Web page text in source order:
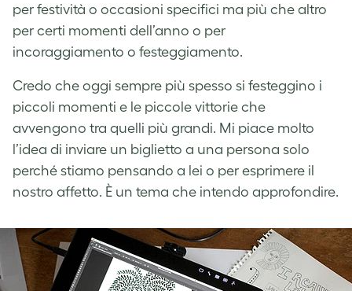
per festività o occasioni specifici ma più che altro
per certi momenti dell’anno o per
incoraggiamento o festeggiamento.
Credo che oggi sempre più spesso si festeggino i
piccoli momenti e le piccole vittorie che
avvengono tra quelli più grandi. Mi piace molto
l’idea di inviare un biglietto a una persona solo
perché stiamo pensando a lei o per esprimere il
nostro affetto. È un tema che intendo approfondire.